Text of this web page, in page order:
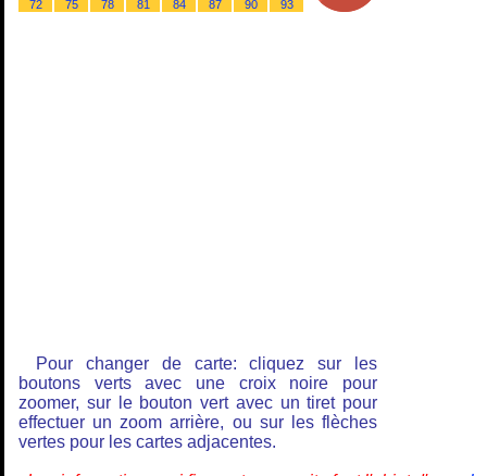
72
75 78 81 84 87 90 93
Pour changer de carte: cliquez sur les
boutons verts avec une croix noire pour
zoomer, sur le bouton vert avec un tiret pour
effectuer un zoom arrière, ou sur les flèches
vertes pour les cartes adjacentes.